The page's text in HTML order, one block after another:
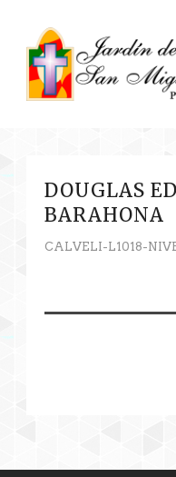
DOUGLAS
BARAHONA
CALVELI-L1018-